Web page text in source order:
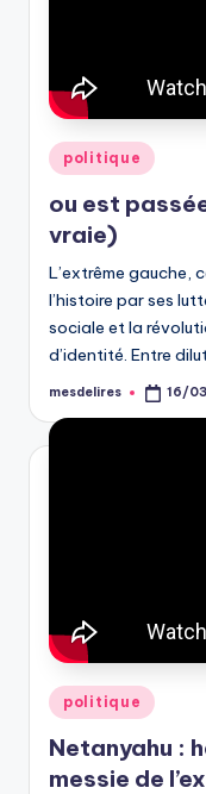
Posted
in
politique
ou est
vraie)
L’extrême gauche,
l’histoire par ses
sociale et la
d’identité. Entre
Posted
mesdelires 16/
Posted
in
politique
Netanyahu :
messie de